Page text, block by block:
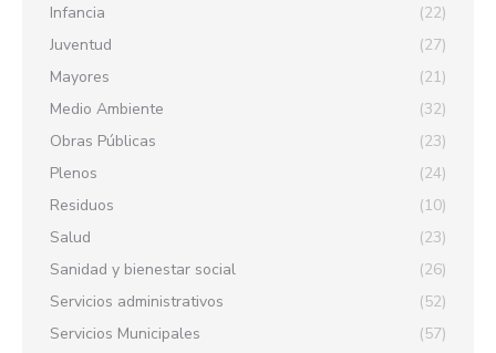
Infancia
(22)
Juventud
(27)
Mayores
(21)
Medio Ambiente
(32)
Obras Públicas
(23)
Plenos
(24)
Residuos
(10)
Salud
(23)
Sanidad y bienestar social
(26)
Servicios administrativos
(52)
Servicios Municipales
(57)